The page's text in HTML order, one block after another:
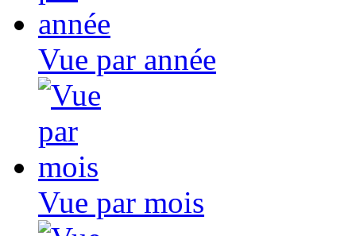
Vue par année
Vue par mois